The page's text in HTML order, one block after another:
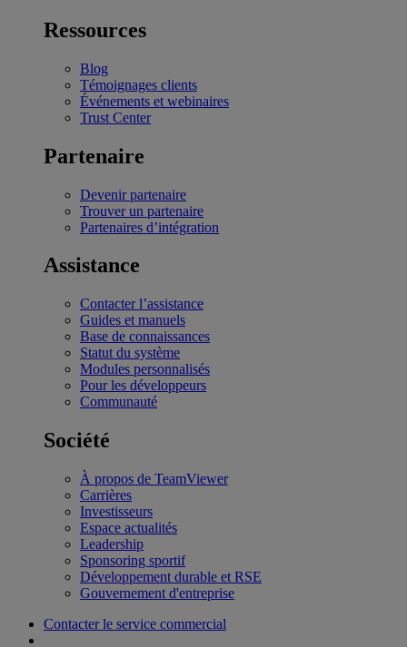
Ressources
Blog
Témoignages clients
Événements et webinaires
Trust Center
Partenaire
Devenir partenaire
Trouver un partenaire
Partenaires d’intégration
Assistance
Contacter l’assistance
Guides et manuels
Base de connaissances
Statut du système
Modules personnalisés
Pour les développeurs
Communauté
Société
À propos de TeamViewer
Carrières
Investisseurs
Espace actualités
Leadership
Sponsoring sportif
Développement durable et RSE
Gouvernement d'entreprise
Contacter le service commercial